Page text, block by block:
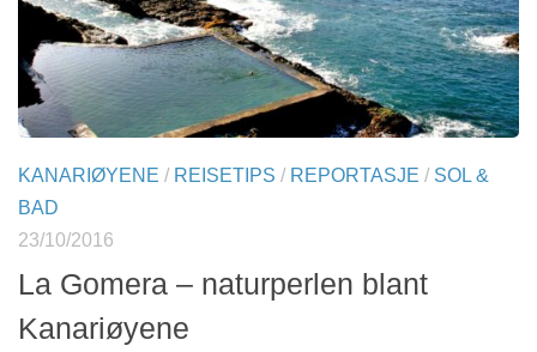
KANARIØYENE / REISETIPS / REPORTASJE / SOL &
BAD
23/10/2016
La Gomera – naturperlen blant
Kanariøyene